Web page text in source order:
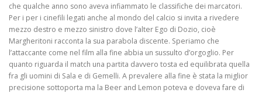
che qualche anno sono aveva infiammato le classifiche dei marcatori.
Per i per i cinefili legati anche al mondo del calcio si invita a rivedere
mezzo destro e mezzo sinistro dove l’alter Ego di Dozio, cioè
Margheritoni racconta la sua parabola discente. Speriamo che
l’attaccante come nel film alla fine abbia un sussulto d’orgoglio. Per
quanto riguarda il match una partita davvero tosta ed equilibrata quella
fra gli uomini di Sala e di Gemelli. A prevalere alla fine è stata la miglior
precisione sottoporta ma la Beer and Lemon poteva e doveva fare di